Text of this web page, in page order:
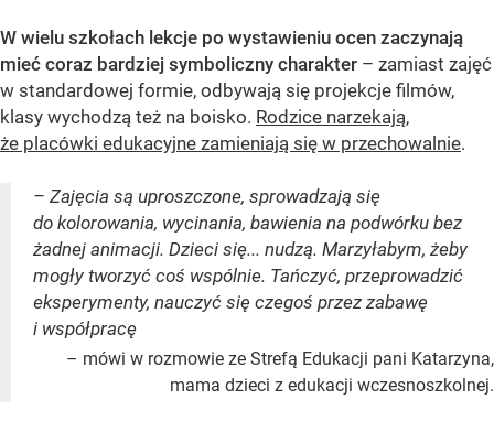
W wielu szkołach lekcje po wystawieniu ocen zaczynają
mieć coraz bardziej symboliczny charakter – zamiast zajęć
w standardowej formie, odbywają się projekcje filmów,
klasy wychodzą też na boisko. Rodzice narzekają,
że placówki edukacyjne zamieniają się w przechowalnie.
– Zajęcia są uproszczone, sprowadzają się
do kolorowania, wycinania, bawienia na podwórku bez
żadnej animacji. Dzieci się... nudzą. Marzyłabym, żeby
mogły tworzyć coś wspólnie. Tańczyć, przeprowadzić
eksperymenty, nauczyć się czegoś przez zabawę
i współpracę
– mówi w rozmowie ze Strefą Edukacji pani Katarzyna,
mama dzieci z edukacji wczesnoszkolnej.